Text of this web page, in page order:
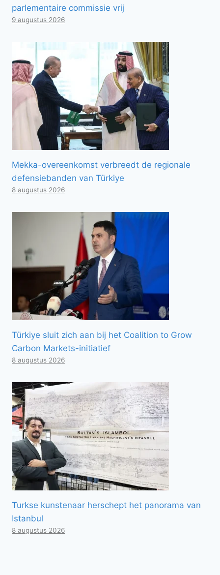
parlementaire commissie vrij
9 augustus 2026
Mekka-overeenkomst verbreedt de regionale
defensiebanden van Türkiye
8 augustus 2026
Türkiye sluit zich aan bij het Coalition to Grow
Carbon Markets-initiatief
8 augustus 2026
Turkse kunstenaar herschept het panorama van
Istanbul
8 augustus 2026